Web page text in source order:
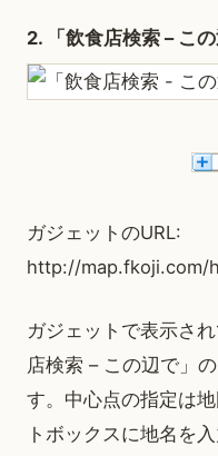
2. 「飲食店検索 – こ
ガジェットのURL:
http://map.fkoji.com/
ガジェットで表示さ
店検索 – この辺で」
す。中心点の指定は
トボックスに地名を